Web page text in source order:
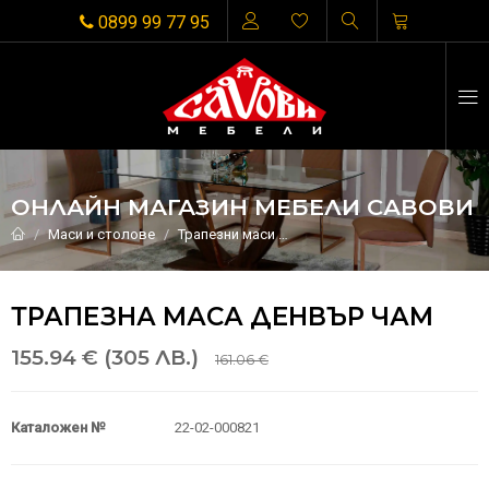
0899 99 77 95
ОНЛАЙН МАГАЗИН МЕБЕЛИ САВОВИ
Маси и столове Трапезни маси трапезна маса Денвър чам
ТРАПЕЗНА МАСА ДЕНВЪР ЧАМ
155.94 € (305 ЛВ.) 161.06 €
Каталожен № 22-02-000821